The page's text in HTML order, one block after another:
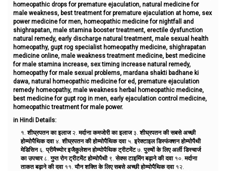
homeopathic drops for premature ejaculation, natural medicine for
male weakness, best treatment for premature ejaculation at home, sex
power medicine for men, homeopathic medicine for nightfall and
shighrapatan, male stamina booster treatment, erectile dysfunction
natural remedy, early discharge natural treatment, male sexual health
homeopathy, gupt rog specialist homeopathy medicine, shighrapatan
medicine online, male weakness treatment medicine, best medicine
for male stamina increase, sex timing increase natural remedy,
homeopathy for male sexual problems, mardana shakti badhane ki
dawa, natural homeopathic medicine for ed, premature ejaculation
remedy homeopathy, male weakness herbal homeopathic medicine,
best medicine for gupt rog in men, early ejaculation control medicine,
homeopathic treatment for male power.
in Hindi Details:
१.शीघ्रपतन का इलाज२.मर्दाना कमजोरी का इलाज३.शीघ्रपतन की सबसे अच्छी
होम्योपैथिक दवा४.शीघ्रपतन की होम्योपैथिक दवा५.इरेक्टाइल डिस्फंक्शन होम्योपैथी
मेडिसिन६.प्रीमैच्योर इजैकुलेशन होम्योपैथिक ट्रीटमेंट७.पुरुषों के लिए अर्ली डिस्चार्ज
का उपचार८.गुप्त रोग ट्रीटमेंट होम्योपैथी९.सेक्स टाइमिंग बढ़ाने की दवा१०.मर्दाना
ताकत बढ़ाने की दवा११.यौन शक्ति के लिए सबसे अच्छी होम्योपैथिक दवा१२.